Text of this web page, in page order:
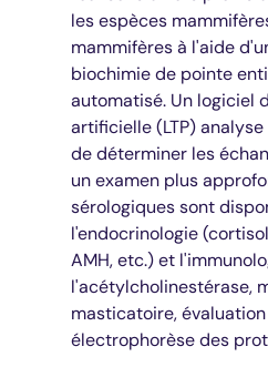
les espèces
mammifères à l'aide
biochimie de pointe
automatisé. Un logiciel
artificielle (LTP)
de déterminer les
un examen plus
sérologiques sont
l'endocrinologie
AMH, etc.) et
l'acétylcholinestérase,
masticatoire,
électrophorèse des